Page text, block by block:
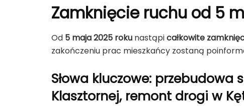
Zamknięcie ruchu od 5
Od 5 maja 2025 roku nastąpicałkowite
zakończeniu prac mieszkańcy zostaną
Słowa kluczowe:
Klasztornej, remont drogi w